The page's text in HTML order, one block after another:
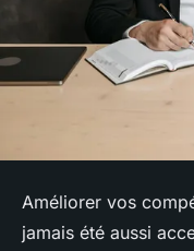
Améliorer vos
jamais été aussi